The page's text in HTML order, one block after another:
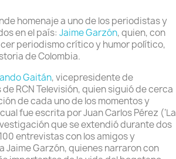
homenaje a uno de los periodistas y
en el país: Jaime Garzón, quien, con
periodismo crítico y humor político,
de Colombia.
Gaitán, vicepresidente de
RCN Televisión, quien siguió de cerca
de cada uno de los momentos y
fue escrita por Juan Carlos Pérez (‘La
que se extendió durante dos
entrevistas con los amigos y
Jaime Garzón, quienes narraron con